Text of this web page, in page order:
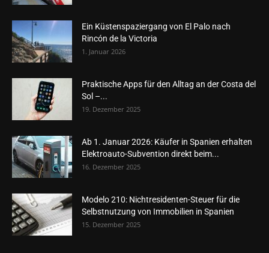
Ein Küstenspaziergang von El Palo nach
Rincón de la Victoria
1. Januar 2026
Praktische Apps für den Alltag an der Costa del
Sol –...
19. Dezember 2025
Ab 1. Januar 2026: Käufer in Spanien erhalten
Elektroauto-Subvention direkt beim...
16. Dezember 2025
Modelo 210: Nichtresidenten-Steuer für die
Selbstnutzung von Immobilien in Spanien
15. Dezember 2025